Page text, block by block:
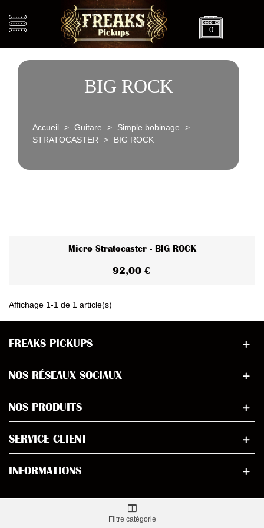
0
BIG ROCK
Accueil > Guitare > Simple bobinage
>
STRATOCASTER
> BIG ROCK
Micro Stratocaster - BIG ROCK
92,00 €
Affichage 1-1 de 1 article(s)
FREAKS PICKUPS
NOS RÉSEAUX SOCIAUX
NOS PRODUITS
SERVICE CLIENT
INFORMATIONS
Filtre catégorie